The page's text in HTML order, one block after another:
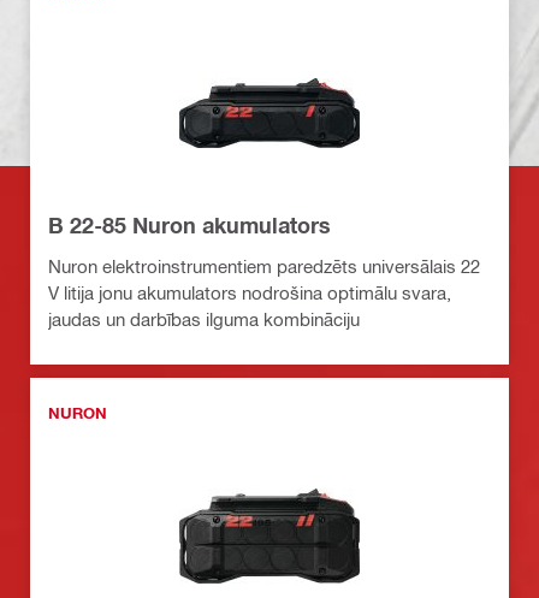
B 22-85 Nuron akumulators
Nuron elektroinstrumentiem paredzēts universālais 22
V litija jonu akumulators nodrošina optimālu svara,
jaudas un darbības ilguma kombināciju
NURON